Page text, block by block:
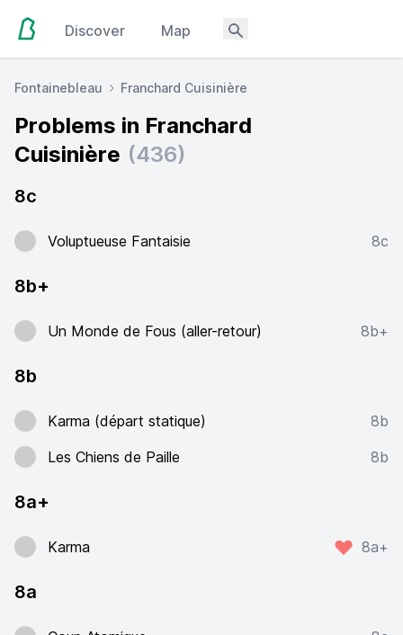
Discover Map
Fontainebleau Franchard Cuisinière
Problems in Franchard
Cuisinière (436)
8c
Voluptueuse Fantaisie 8c
8b+
Un Monde de Fous (aller-retour) 8b+
8b
Karma (départ statique)
8b
Les Chiens de Paille
8b
8a+
Karma 8a+
8a